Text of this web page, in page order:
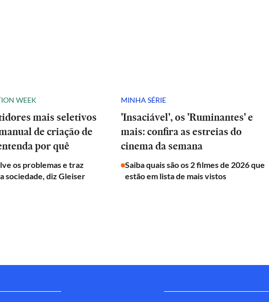
WEEK
mais seletivos
de criação de
por quê
os problemas e traz
sociedade, diz Gleiser
MINHA SÉRIE
'Insaciável', os 'Ruminantes' e
mais: confira as estreias do
cinema da semana
Saiba quais são os 2 filmes de 2026 que
estão em lista de mais vistos